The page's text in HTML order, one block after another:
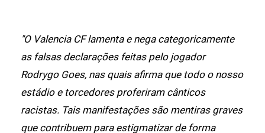
"O Valencia CF lamenta e nega categoricamente
as falsas declarações feitas pelo jogador
Rodrygo Goes, nas quais afirma que todo o nosso
estádio e torcedores proferiram cânticos
racistas. Tais manifestações são mentiras graves
que contribuem para estigmatizar de forma